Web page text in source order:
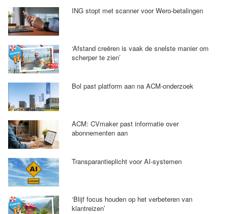
ING stopt met scanner voor Wero-betalingen
‘Afstand creëren is vaak de snelste manier om
scherper te zien’
Bol past platform aan na ACM-onderzoek
ACM: CVmaker past informatie over
abonnementen aan
Transparantieplicht voor AI-systemen
‘Blijf focus houden op het verbeteren van
klantreizen’